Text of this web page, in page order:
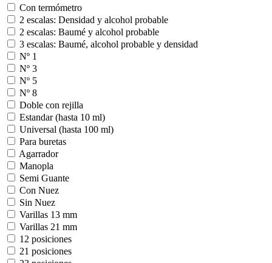
Con termómetro
2 escalas: Densidad y alcohol probable
2 escalas: Baumé y alcohol probable
3 escalas: Baumé, alcohol probable y densidad
Nº 1
Nº 3
Nº 5
Nº 8
Doble con rejilla
Estandar (hasta 10 ml)
Universal (hasta 100 ml)
Para buretas
Agarrador
Manopla
Semi Guante
Con Nuez
Sin Nuez
Varillas 13 mm
Varillas 21 mm
12 posiciones
21 posiciones